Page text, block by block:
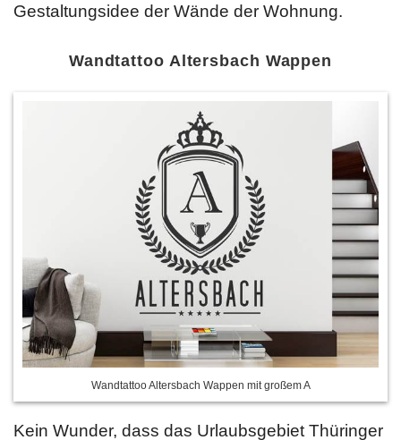
Gestaltungsidee der Wände der Wohnung.
Wandtattoo Altersbach Wappen
Wandtattoo Altersbach Wappen mit großem A
Kein Wunder, dass das Urlaubsgebiet Thüringer